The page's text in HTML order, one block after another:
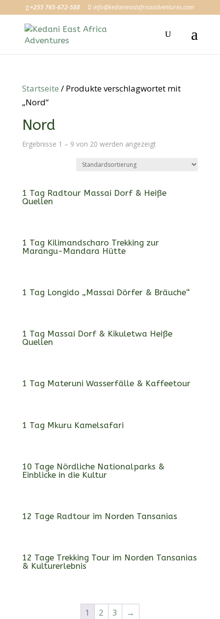
+255 765-672-588 info@kedanieastafricaadventures.com
Startseite / Produkte verschlagwortet mit
„Nord“
Nord
Ergebnisse 1 – 9 von 20 werden angezeigt
1 Tag Radtour Massai Dorf & Heiße
Quellen
1 Tag Kilimandscharo Trekking zur
Marangu-Mandara Hütte
1 Tag Longido „Massai Dörfer & Bräuche“
1 Tag Massai Dorf & Kikuletwa Heiße
Quellen
1 Tag Materuni Wasserfälle & Kaffeetour
1 Tag Mkuru Kamelsafari
10 Tage Nördliche Nationalparks &
Einblicke in die Kultur
12 Tage Radtour im Norden Tansanias
12 Tage Trekking Tour im Norden Tansanias
& Kulturerlebnis
1 2 3 →